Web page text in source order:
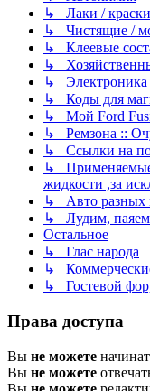
↳ Лаки / краски
↳ Чистящие /
↳ Клеевые
↳
↳ Электроника
↳ Коды для
↳ Мой Ford
↳ Ремзона ::
↳ Ссылки на
↳ Применяемые
жидкости ,за
↳ Авто разных
↳ Лудим, паяем
Остальное
↳ Глас народа
↳
↳ Гостевой
Права доступа
Вы не можете
Вы не можете